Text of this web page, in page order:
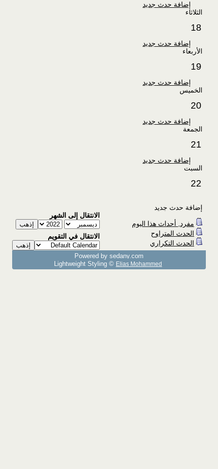
إضافة حدث جديد
الثلاثاء
18
إضافة حدث جديد
الأربعاء
19
إضافة حدث جديد
الخميس
20
إضافة حدث جديد
الجمعة
21
إضافة حدث جديد
السبت
22
إضافة حدث جديد
مفرد, أحداث هذا اليوم
الحدث المتراوح
الحدث التكراري
الانتقال إلى الشهر
الانتقال في التقويم
Powered by sedany.com
Lightweight Styling © Elias Mohammed